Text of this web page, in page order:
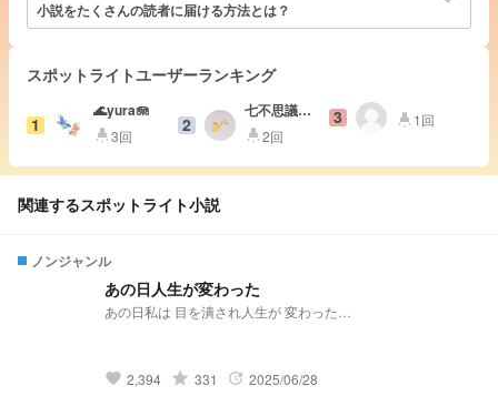
小説をたくさんの読者に届ける方法とは？
スポットライトユーザーランキング
1
🌊yura🪼
highlight3回 2
七不思議零
番目！
highlight2回
3 highlight 1回
関連するスポットライト小説
ノンジャンル
あの日人生が変わった
あの日私は 目を潰され人生が 変わった…
favorite 2,394 grade 331 update 2025/06/28